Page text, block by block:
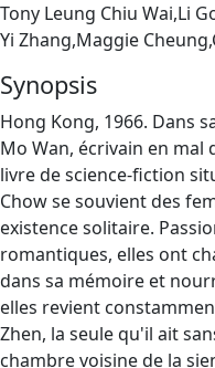
Tony Leung Chiu Wai,Li
Yi Zhang,Maggie
Synopsis
Hong Kong, 1966. Dans
Mo Wan, écrivain en
livre de science-fiction
Chow se souvient des
existence solitaire.
romantiques, elles ont
dans sa mémoire et
elles revient
Zhen, la seule qu'il ait
chambre voisine de la